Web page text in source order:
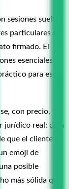
sesiones sueltas
particulares en
firmado. El
esenciales
para eso
con precio,
jurídico real: crea
que el cliente lo
emoji de
posible
más sólida que